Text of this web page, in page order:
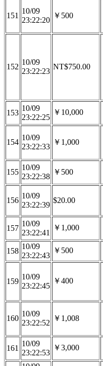
151
10/09
23:22:20
￥500
152
10/09
23:22:23
NT$750.00
153
10/09
23:22:25
￥10,000
154
10/09
23:22:33
￥1,000
155
10/09
23:22:38
￥500
156
10/09
23:22:39
$20.00
157
10/09
23:22:41
￥1,000
158
10/09
23:22:43
￥500
159
10/09
23:22:45
￥400
160
10/09
23:22:52
￥1,008
161
10/09
23:22:53
￥3,000